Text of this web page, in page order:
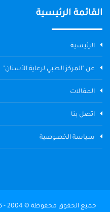
القائمة الرئيسية
الرئيسية
عن "المركز الطبي لرعاية الأسنان"
المقالات
اتصل بنا
سياسة الخصوصية